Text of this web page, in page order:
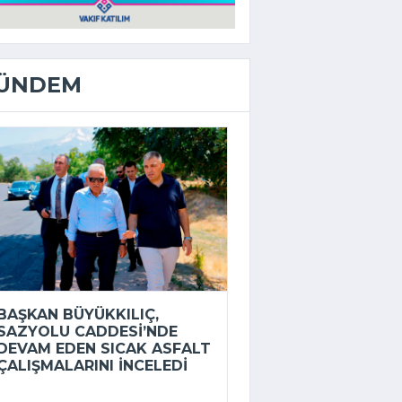
BÜYÜKKILIÇ,
CADDESI’NDE
EDEN SICAK ASFALT
INCELEDI